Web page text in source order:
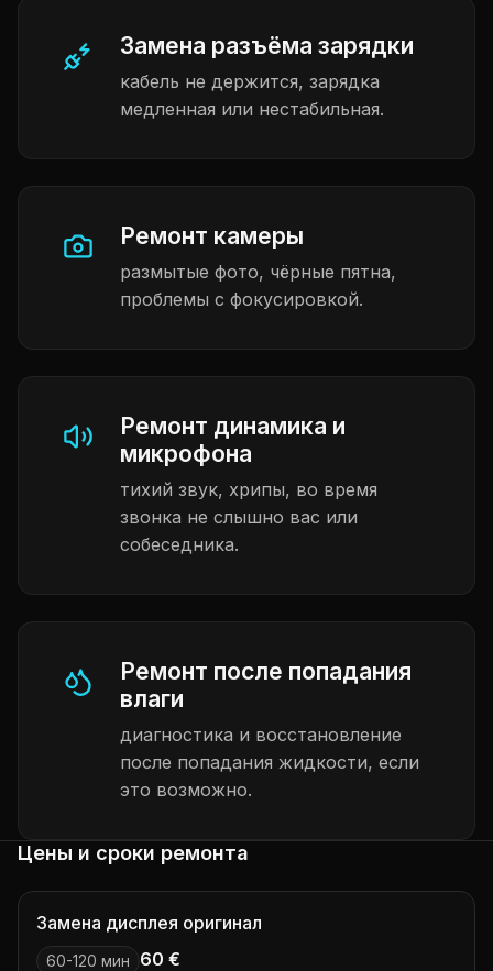
Замена разъёма зарядки
кабель не держится, зарядка
медленная или нестабильная.
Ремонт камеры
размытые фото, чёрные пятна,
проблемы с фокусировкой.
Ремонт динамика и
микрофона
тихий звук, хрипы, во время
звонка не слышно вас или
собеседника.
Ремонт после попадания
влаги
диагностика и восстановление
после попадания жидкости, если
это возможно.
Цены и сроки ремонта
Замена дисплея оригинал
60-120 мин 60 €